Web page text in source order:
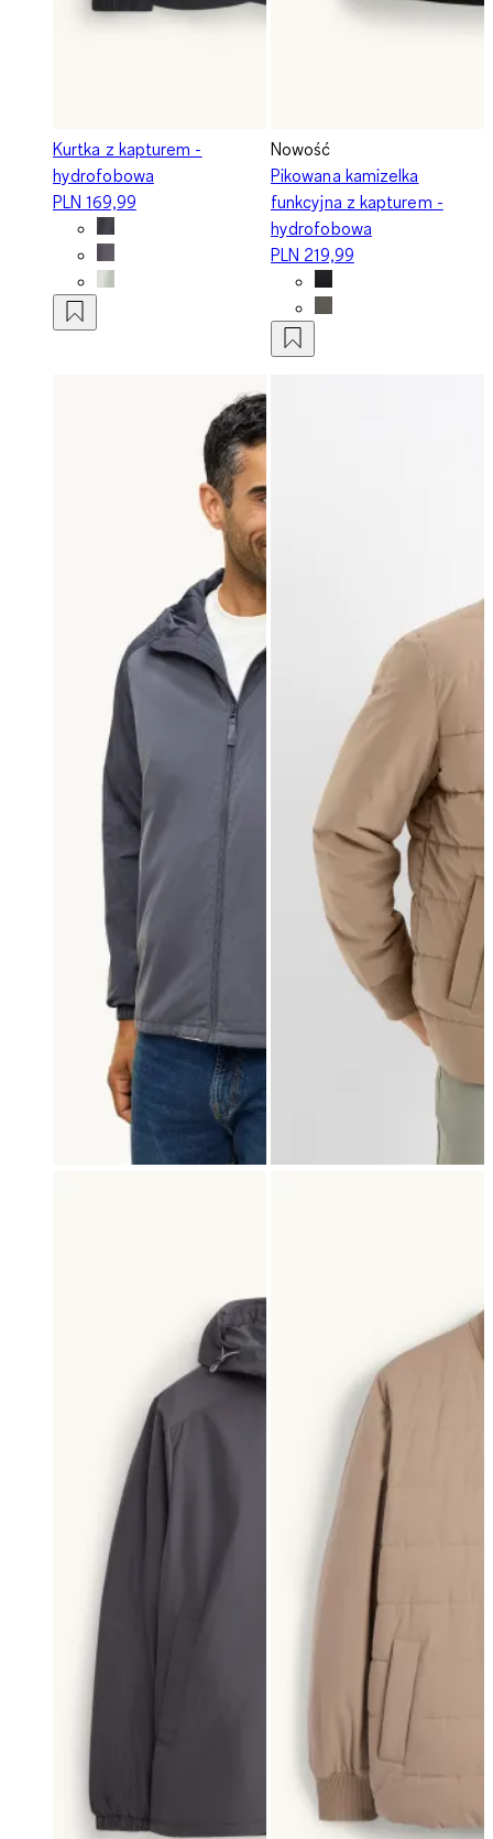
Kurtka z kapturem -
hydrofobowa
PLN 169,99
Nowość
Pikowana kamizelka
funkcyjna z kapturem -
hydrofobowa
PLN 219,99